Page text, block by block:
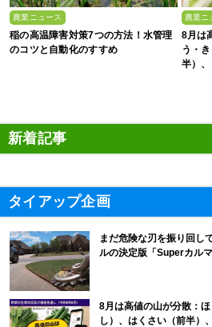
農業ニュース
稲の高温障害対策7つの方法！水管理
のコツと自動化のすすめ
農業ニ
8月は
う・
半）
新着記事
タイアップ企画
まだ危険な刃を振り回し
ルの決定版「Superカルマ
8月は高値の山が分散：
し）、はくさい（前半）